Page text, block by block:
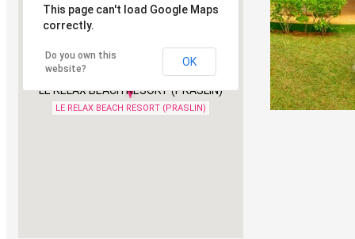
LE RELAX BEACH RESORT (PRASLIN)
LE RELAX BEACH RESORT (PRASLIN)
This page can't load Google Maps
correctly.
Do you own this
website?
OK